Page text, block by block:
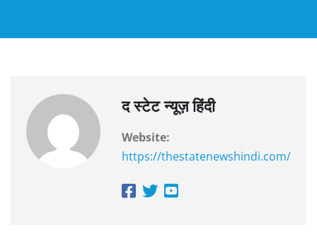
द स्टेट न्यूज़ हिंदी
Website:
https://thestatenewshindi.com/